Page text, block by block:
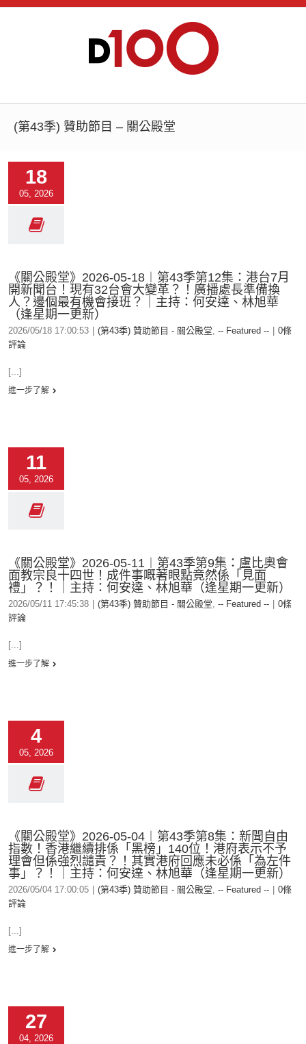
(第43季) 贊助節目 – 關公殿堂
18
05, 2026
《關公殿堂》2026-05-18︱第43季第12集：港台7月
開新聞台！現有32台會大變革？！廣播處長準備換
人？邊個最有機會接班？｜主持：何安達、林旭華
（逢星期一更新）
2026/05/18 17:00:53 (第43季) 贊助節目 - 關公殿堂, -- Featured --
0條
評論
[...]
進一步了解
11
05, 2026
《關公殿堂》2026-05-11︱第43季第9集：盧比奧會
面教宗良十四世！成件事嘅著眼點竟然係「見面
禮」？！｜主持：何安達、林旭華（逢星期一更新）
2026/05/11 17:45:38 (第43季) 贊助節目 - 關公殿堂, -- Featured --
0條
評論
[...]
進一步了解
4
05, 2026
《關公殿堂》2026-05-04︱第43季第8集：新聞自由
指數！香港繼續排係「黑榜」140位！港府表示不予
理會但係強烈譴責？！其實港府回應未必係「為左件
事」？！｜主持：何安達、林旭華（逢星期一更新）
2026/05/04 17:00:05 (第43季) 贊助節目 - 關公殿堂, -- Featured --
0條
評論
[...]
進一步了解
27
04, 2026